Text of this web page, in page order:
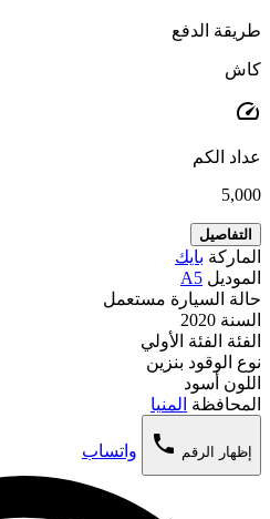
طريقة الدفع
كاش
speed
عداد الكم
5,000
التفاصيل
الماركة بايك
الموديل A5
حالة السيارة مستعمل
السنة 2020
الفئة الفئة الأولي
نوع الوقود بنزين
اللون أسود
المحافظة المنيا
إظهار الرقم phone واتساب